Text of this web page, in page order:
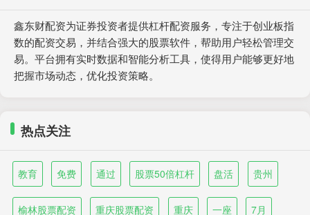
鑫东财配资为证券投资者提供杠杆配资服务，专注于创业板指
数的配资交易，并结合强大的股票软件，帮助用户轻松管理交
易。平台拥有实时数据和智能分析工具，使得用户能够更好地
把握市场动态，优化投资策略。
热点关注
教育 免费 通过 股票50倍杠杆 盘活 贵州
榆林股票配资 重庆股票配资 重庆 一座 7月